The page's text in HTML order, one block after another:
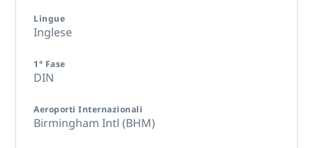
Lingue
Inglese
1° Fase
DIN
Aeroporti Internazionali
Birmingham Intl (BHM)